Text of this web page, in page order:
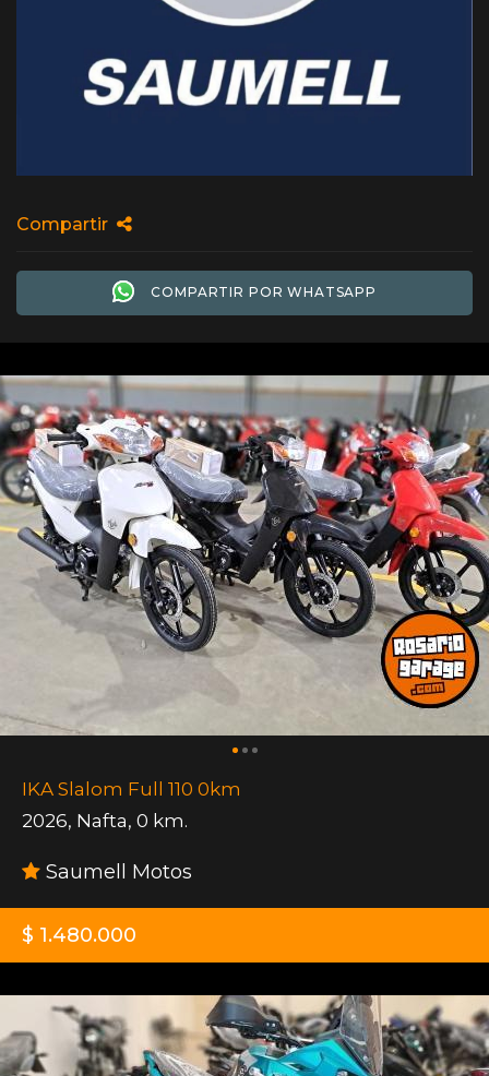
Compartir
COMPARTIR POR WHATSAPP
IKA Slalom Full 110 0km
2026, Nafta, 0 km.
Saumell Motos
$ 1.480.000